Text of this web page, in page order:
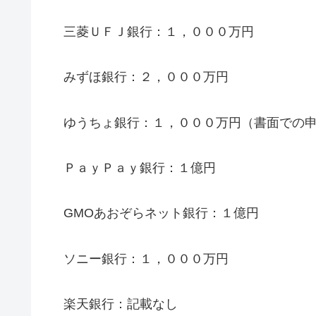
三菱ＵＦＪ銀行：１，０００万円
みずほ銀行：２，０００万円
ゆうちょ銀行： １，０００万円（書面での
ＰａｙＰａｙ銀行：１億円
GMOあおぞらネット銀行：１億円
ソニー銀行： １，０００万円
楽天銀行：記載なし